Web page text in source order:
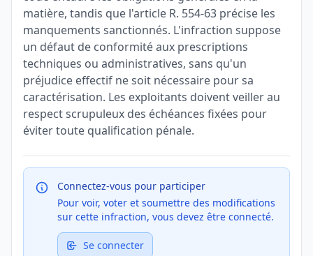
matière, tandis que l'article R. 554-63 précise les
manquements sanctionnés. L'infraction suppose
un défaut de conformité aux prescriptions
techniques ou administratives, sans qu'un
préjudice effectif ne soit nécessaire pour sa
caractérisation. Les exploitants doivent veiller au
respect scrupuleux des échéances fixées pour
éviter toute qualification pénale.
Connectez-vous pour participer
Pour voir, voter et soumettre des modifications
sur cette infraction, vous devez être connecté.
Se connecter